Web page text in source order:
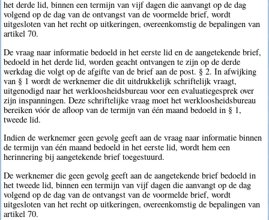
het derde lid, binnen een termijn van vijf dagen die aanvangt op de dag
volgend op de dag van de ontvangst van de voormelde brief, wordt
uitgesloten van het recht op uitkeringen, overeenkomstig de bepalingen van
artikel 70.
De vraag naar informatie bedoeld in het eerste lid en de aangetekende brief,
bedoeld in het derde lid, worden geacht ontvangen te zijn op de derde
werkdag die volgt op de afgifte van de brief aan de post. § 2. In afwijking
van § 1 wordt de werknemer die dit uitdrukkelijk schriftelijk vraagt,
uitgenodigd naar het werkloosheidsbureau voor een evaluatiegesprek over
zijn inspanningen. Deze schriftelijke vraag moet het werkloosheidsbureau
bereiken vóór de afloop van de termijn van één maand bedoeld in § 1,
tweede lid.
Indien de werknemer geen gevolg geeft aan de vraag naar informatie binnen
de termijn van één maand bedoeld in het eerste lid, wordt hem een
herinnering bij aangetekende brief toegestuurd.
De werknemer die geen gevolg geeft aan de aangetekende brief bedoeld in
het tweede lid, binnen een termijn van vijf dagen die aanvangt op de dag
volgend op de dag van de ontvangst van de voormelde brief, wordt
uitgesloten van het recht op uitkeringen, overeenkomstig de bepalingen van
artikel 70.